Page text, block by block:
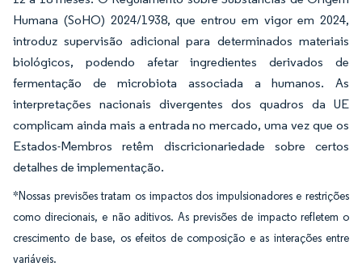
Humana (SoHO) 2024/1938, que entrou em vigor em 2024,
introduz supervisão adicional para determinados materiais
biológicos, podendo afetar ingredientes derivados de
fermentação de microbiota associada a humanos. As
interpretações nacionais divergentes dos quadros da UE
complicam ainda mais a entrada no mercado, uma vez que os
Estados-Membros retêm discricionariedade sobre certos
detalhes de implementação.
*Nossas previsões tratam os impactos dos impulsionadores e restrições
como direcionais, e não aditivos. As previsões de impacto refletem o
crescimento de base, os efeitos de composição e as interações entre
variáveis.